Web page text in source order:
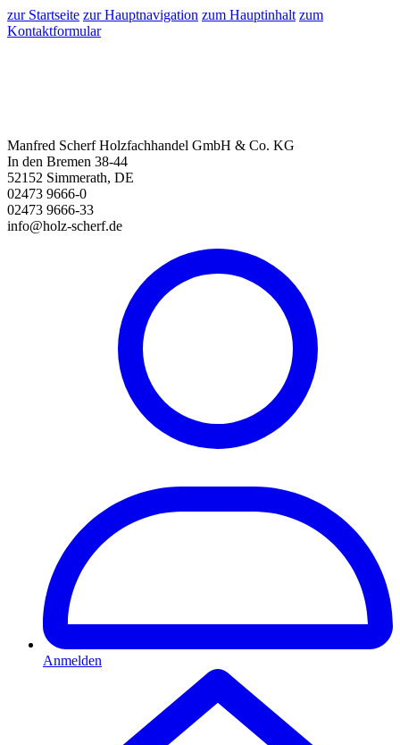
zur Startseite zur Hauptnavigation zum Hauptinhalt zum
Kontaktformular
Manfred Scherf Holzfachhandel GmbH & Co. KG
In den Bremen 38-44
52152 Simmerath, DE
02473 9666-0
02473 9666-33
info@holz-scherf.de
Anmelden